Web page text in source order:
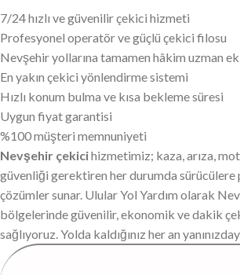
7/24 hızlı ve güvenilir çekici hizmeti
Profesyonel operatör ve güçlü çekici filosu
Nevşehir yollarına tamamen hâkim uzman
En yakın çekici yönlendirme sistemi
Hızlı konum bulma ve kısa bekleme süresi
Uygun fiyat garantisi
%100 müşteri memnuniyeti
Nevşehir çekicihizmetimiz; kaza, arıza,
güvenliği gerektiren her durumda sürücülere
çözümler sunar. Ulular Yol Yardım olarak
bölgelerinde güvenilir, ekonomik ve dakik
sağlıyoruz. Yolda kaldığınız her an